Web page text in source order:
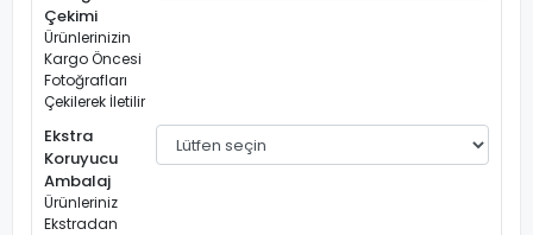
Çekimi
Ürünlerinizin
Kargo Öncesi
Fotoğrafları
Çekilerek İletilir
Ekstra
Koruyucu
Ambalaj
Ürünleriniz
Ekstradan